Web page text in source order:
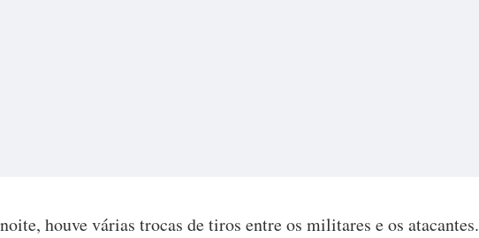
houve várias trocas de tiros entre os militares e os atacantes.